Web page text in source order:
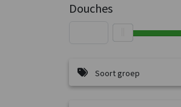
Douches
Soort groep